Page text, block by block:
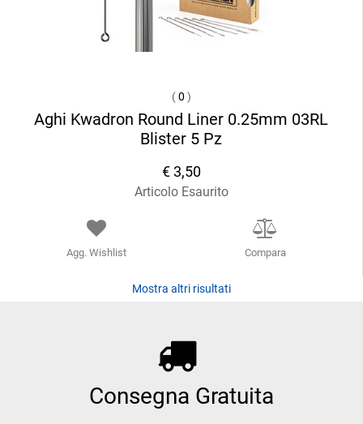
(0 )
Aghi Kwadron Round Liner 0.25mm 03RL
Blister 5 Pz
€ 3,50
Articolo Esaurito
Agg. Wishlist Compara
Mostra altri risultati
Consegna Gratuita